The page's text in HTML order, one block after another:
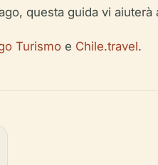
questa guida vi aiuterà
Turismo e Chile.travel.